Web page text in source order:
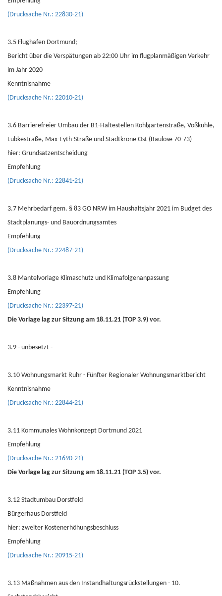
(Drucksache Nr.: 22830-21)
3.5 Flughafen Dortmund;
Bericht über die Verspätungen ab 22:00 Uhr im flugplanmäßigen Verkehr
im Jahr 2020
Kenntnisnahme
(Drucksache Nr.: 22010-21)
3.6 Barrierefreier Umbau der B1-Haltestellen Kohlgartenstraße, Voßkuhle,
Lübkestraße, Max-Eyth-Straße und Stadtkrone Ost (Baulose 70-73)
hier: Grundsatzentscheidung
Empfehlung
(Drucksache Nr.: 22841-21)
3.7 Mehrbedarf gem. § 83 GO NRW im Haushaltsjahr 2021 im Budget des
Stadtplanungs- und Bauordnungsamtes
Empfehlung
(Drucksache Nr.: 22487-21)
3.8 Mantelvorlage Klimaschutz und Klimafolgenanpassung
Empfehlung
(Drucksache Nr.: 22397-21)
Die Vorlage lag zur Sitzung am 18.11.21 (TOP 3.9) vor.
3.9 - unbesetzt -
3.10 Wohnungsmarkt Ruhr - Fünfter Regionaler Wohnungsmarktbericht
Kenntnisnahme
(Drucksache Nr.: 22844-21)
3.11 Kommunales Wohnkonzept Dortmund 2021
Empfehlung
(Drucksache Nr.: 21690-21)
Die Vorlage lag zur Sitzung am 18.11.21 (TOP 3.5) vor.
3.12 Stadtumbau Dorstfeld
Bürgerhaus Dorstfeld
hier: zweiter Kostenerhöhungsbeschluss
Empfehlung
(Drucksache Nr.: 20915-21)
3.13 Maßnahmen aus den Instandhaltungsrückstellungen - 10.